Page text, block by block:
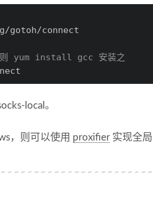
connect
则 yum install gcc 安装之
local。
，则可以使用 proxifier 实现全局